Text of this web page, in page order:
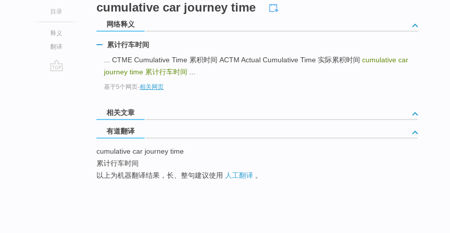
目录
释义
翻译
cumulative car journey time
网络释义
累计行车时间
... CTME Cumulative Time 累积时间 ACTM Actual Cumulative Time 实际累积时间 cumulative car
journey time 累计行车时间
基于5个网页-相关网页
相关文章
有道翻译
cumulative car journey time
累计行车时间
以上为机器翻译结果，长、整句建议使用 人工翻译 。